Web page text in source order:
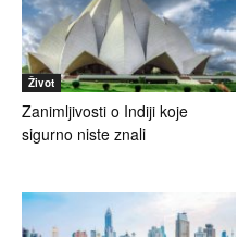
Život
Zanimljivosti o Indiji koje
sigurno niste znali